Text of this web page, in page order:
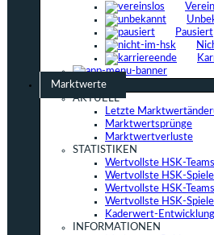
Pausiert
Marktwerte
AKTUELL
Letzte
Marktwertsprünge
Marktwertverluste
STATISTIKEN
Wertvollste HSK-Teams
Wertvollste HSK-
Wertvollste HSK-
Wertvollste HSK-
Kaderwert-Entwicklung
INFORMATIONEN